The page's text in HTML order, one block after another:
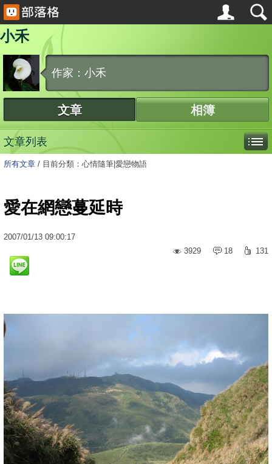
小禾
作家：小禾
文章 相簿
文章列表
所有文章 / 目前分類：心情隨筆|愛戀物語
愛在網戀蔓延時
2007/01/13 09:00:17
3929
18 131